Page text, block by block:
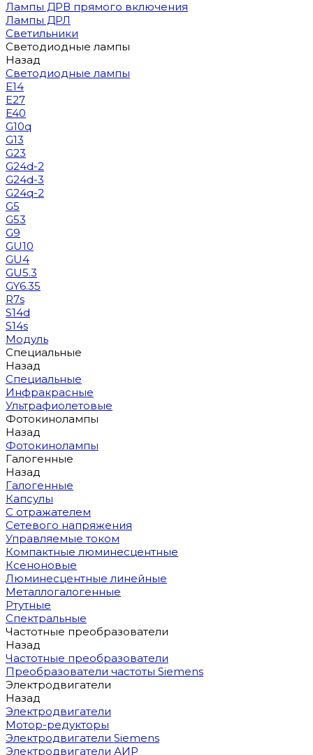
Лампы ДРВ прямого включения
Лампы ДРЛ
Светильники
Светодиодные лампы
Назад
Светодиодные лампы
E14
E27
E40
G10q
G13
G23
G24d-2
G24d-3
G24q-2
G5
G53
G9
GU10
GU4
GU5.3
GY6.35
R7s
S14d
S14s
Модуль
Специальные
Назад
Специальные
Инфракрасные
Ультрафиолетовые
Фотокинолампы
Назад
Фотокинолампы
Галогенные
Назад
Галогенные
Капсулы
С отражателем
Сетевого напряжения
Управляемые током
Компактные люминесцентные
Ксеноновые
Люминесцентные линейные
Металлогалогенные
Ртутные
Спектральные
Частотные преобразователи
Назад
Частотные преобразователи
Преобразователи частоты Siemens
Электродвигатели
Назад
Электродвигатели
Мотор-редукторы
Электродвигатели Siemens
Электродвигатели АИР